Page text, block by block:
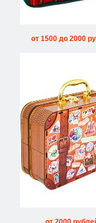
от 1500 до 2000